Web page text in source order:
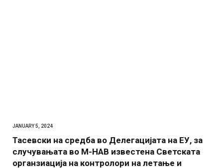
JANUARY 5, 2024
Тасевски на средба во Делегацијата на ЕУ, за
случувањата во М-НАВ известена Светската
органзиација на контролори на летање и